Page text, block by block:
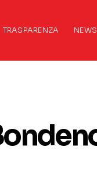
TRASPARENZA NEWS